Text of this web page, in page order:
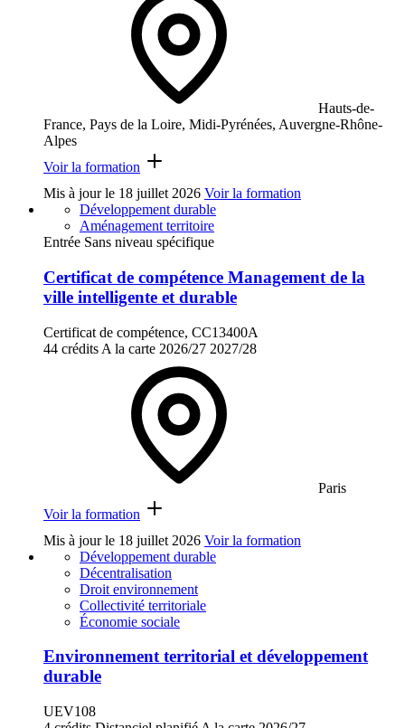
Hauts-de-
France, Pays de la Loire, Midi-Pyrénées, Auvergne-Rhône-
Alpes
Voir la formation
Mis à jour le 18 juillet 2026 Voir la formation
Développement durable
Aménagement territoire
Entrée Sans niveau spécifique
Certificat de compétence Management de la
ville intelligente et durable
Certificat de compétence, CC13400A
44 crédits A la carte 2026/27 2027/28
Paris
Voir la formation
Mis à jour le 18 juillet 2026 Voir la formation
Développement durable
Décentralisation
Droit environnement
Collectivité territoriale
Économie sociale
Environnement territorial et développement
durable
UEV108